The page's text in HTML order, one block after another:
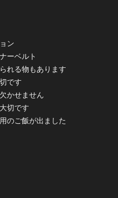
ン
ーベルト
れる物もあります
です
かせません
切です
のご飯が出ました